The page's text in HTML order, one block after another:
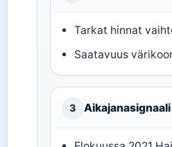
Tarkat hinnat
Saatavuus
3 Aikajanasignaali